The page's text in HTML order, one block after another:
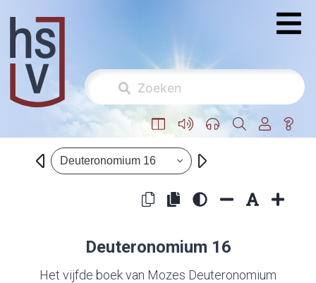
Deuteronomium 16
Deuteronomium 16
Het vijfde boek van Mozes Deuteronomium